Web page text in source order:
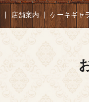
店舗案内 ケーキギャ